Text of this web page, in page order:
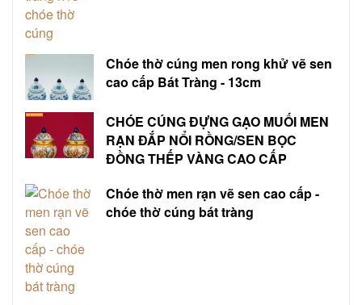
Chóe thờ cúng men rong khử vẽ sen
cao cấp Bát Tràng - 13cm
CHÓE CÚNG ĐỰNG GẠO MUỐI MEN
RẠN ĐẮP NỔI RỒNG/SEN BỌC
ĐỒNG THẾP VÀNG CAO CẤP
Chóe thờ men rạn vẽ sen cao cấp -
chóe thờ cúng bát tràng